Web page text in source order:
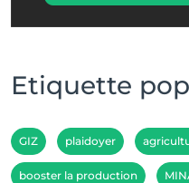
Etiquette
GIZ plaidoyer
booster la production